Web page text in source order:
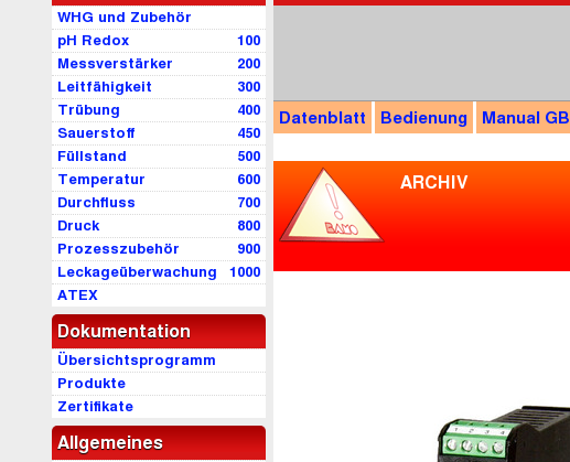
WHG und Zubehör
100
pH Redox
200
Messverstärker
300
Leitfähigkeit
400
Trübung
450
Sauerstoff
500
Füllstand
600
Temperatur
700
Durchfluss
800
Druck
900
Prozesszubehör
1000
Leckageüberwachung
ATEX
Dokumentation
Übersichtsprogramm
Produkte
Zertifikate
Allgemeines
Datenblatt Bedienung Manual GB
ARCHIV